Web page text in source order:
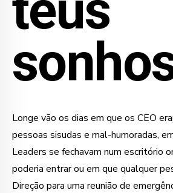
Longe vão os dias em que os CEO
pessoas sisudas e mal-humoradas,
Leaders se fechavam num escritório
poderia entrar ou em que qualquer
Direção para uma reunião de